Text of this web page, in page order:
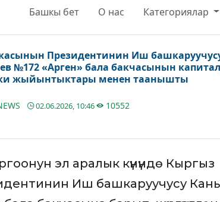
Башкы бет О нас Категориялар
Президентинин Иш
№172 «Арген» бала бакчасынын
жыйынтыктары менен таанышты
02.06.2026, 10:46
10552
эл аралык күнүндө Кыргыз
Иш башкаруучусу